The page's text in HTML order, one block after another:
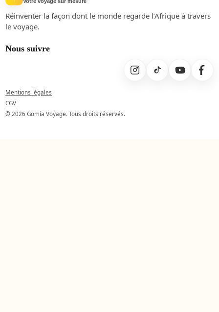
Réinventer la façon dont le monde regarde l’Afrique à travers
le voyage.
Nous suivre
Mentions légales
CGV
© 2026 Gomia Voyage. Tous droits réservés.